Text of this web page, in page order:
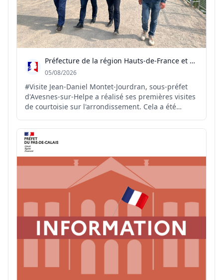
Préfecture de la région Hauts-de-France et du Nord
05/08/2026
#Visite Jean-Daniel Montet-Jourdran, sous-préfet
d'Avesnes-sur-Helpe a réalisé ses premières visites
de courtoisie sur l'arrondissement. Cela a été
et acteurs du territoire sur leurs projets et leurs
préoccupations, de visiter les lieux emblématique...